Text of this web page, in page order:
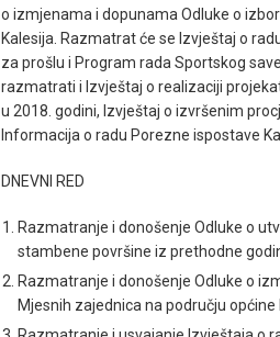
o izmjenama i dopunama Odluke o
Kalesija. Razmatrat će se Izvještaj o
za prošlu i Program rada Sportskog
razmatrati i Izvještaj o realizaciji
u 2018. godini, Izvještaj o izvršenim
Informacija o radu Porezne ispostave
DNEVNI RED
Razmatranje i donošenje Odluke o
stambene površine iz prethodne
Razmatranje i donošenje Odluke o
Mjesnih zajednica na području općine